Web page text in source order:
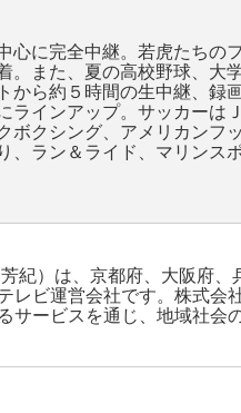
に完全中継。若虎たちの
また、夏の高校野球、大
ら約５時間の生中継、録
インアップ。サッカーは
クシング、アメリカンフ
ラン＆ライド、マリンス
紀）は、京都府、大阪府
ビ運営会社です。株式会
ービスを通じ、地域社会